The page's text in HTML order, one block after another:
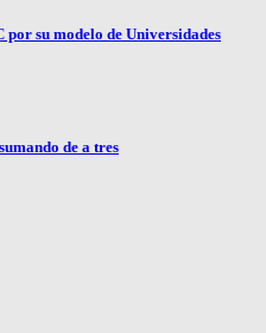
su modelo de Universidades
de a tres